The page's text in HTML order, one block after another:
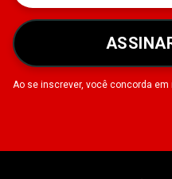
Ao se inscrever, você concorda